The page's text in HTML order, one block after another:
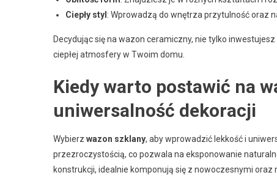
Ciepły styl : Wprowadzą do wnętrza przytulność oraz
Decydując się na wazon ceramiczny, nie tylko inwestujesz
ciepłej atmosfery w Twoim domu.
Kiedy warto postawić na
uniwersalność dekoracji
Wybierz wazon szklany, aby wprowadzić lekkość i
przezroczystością, co pozwala na eksponowanie
konstrukcji, idealnie komponują się z nowoczesnymi